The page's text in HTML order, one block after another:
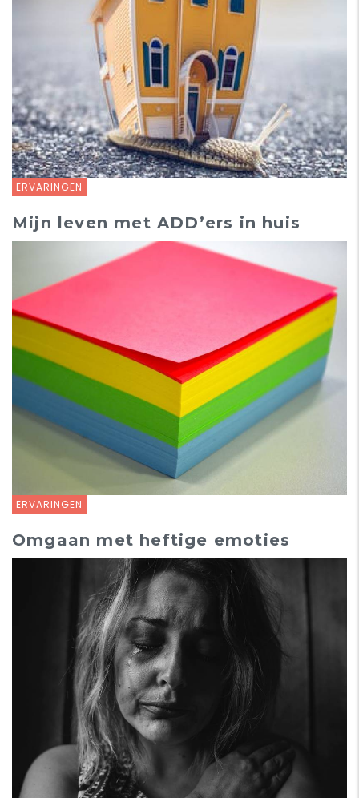
ERVARINGEN
ERVARINGEN
Mijn leven met ADD’ers in huis
Omgaan met heftige emoties